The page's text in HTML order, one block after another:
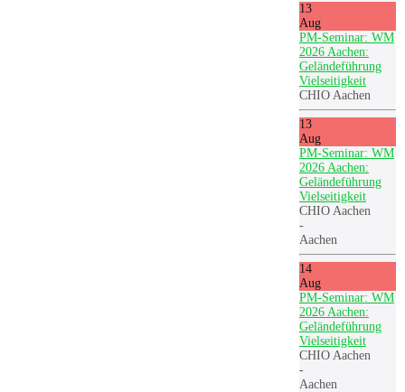
13
Aug
PM-Seminar: WM
2026 Aachen:
Geländeführung
Vielseitigkeit
CHIO Aachen
13
Aug
PM-Seminar: WM
2026 Aachen:
Geländeführung
Vielseitigkeit
CHIO Aachen
-
Aachen
14
Aug
PM-Seminar: WM
2026 Aachen:
Geländeführung
Vielseitigkeit
CHIO Aachen
-
Aachen